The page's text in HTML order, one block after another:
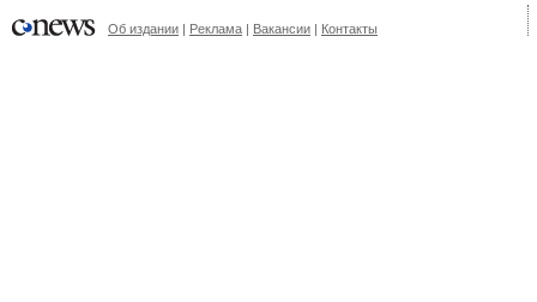
Об издании | Реклама | Вакансии | Контакты